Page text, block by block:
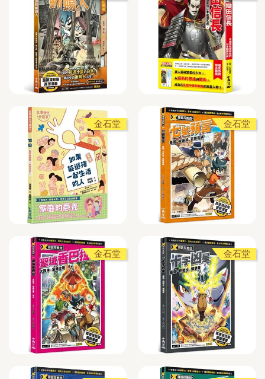
金石堂 金石堂
金石堂 金石堂